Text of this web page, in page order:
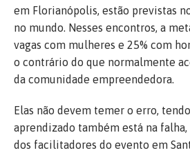
em Florianópolis, estão previstas
no mundo. Nesses encontros, a
vagas com mulheres e 25% com
o contrário do que normalmente
da comunidade empreendedora.
Elas não devem temer o erro,
aprendizado também está na
dos facilitadores do evento em